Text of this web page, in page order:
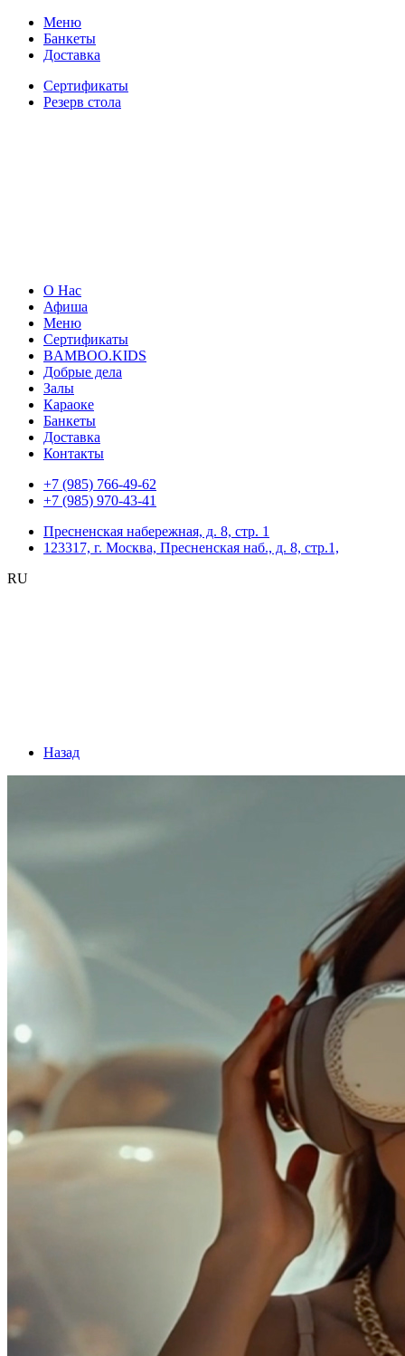
Меню
Банкеты
Доставка
Сертификаты
Резерв стола
О Нас
Афиша
Меню
Сертификаты
BAMBOO.KIDS
Добрые дела
Залы
Караоке
Банкеты
Доставка
Контакты
+7 (985) 766-49-62
+7 (985) 970-43-41
Пресненская набережная, д. 8, стр. 1
123317, г. Москва, Пресненская наб., д. 8, стр.1,
RU
Назад